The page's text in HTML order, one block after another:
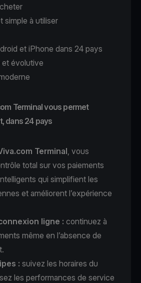
simple à utiliser
et iPhone dans 24 pays
et évolutive
Terminal vous permet
dans 24 pays
Terminal, vous
total sur vos paiements
qui simplifient les
et améliorent l’expérience
ligne : continuez à
même en l’absence de
: suivez les horaires du
les performances de service